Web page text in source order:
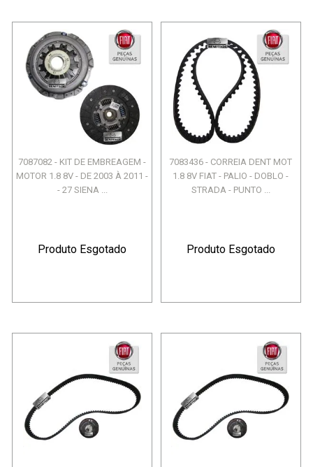
7087082 - KIT DE EMBREAGEM -
MOTOR 1.8 8V - DE 2003 À 2011 -
- 27 SIENA ...
Produto Esgotado
7083436 - CORREIA DENT MOT
1.8 8V FIAT - PALIO - DOBLO -
STRADA - PUNTO ...
Produto Esgotado